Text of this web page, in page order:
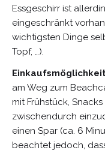
Essgeschirr ist
eingeschränkt
wichtigsten Dinge
Topf, …).
am Weg zum
mit Frühstück,
zwischendurch
einen Spar (ca. 6
beachtet jedoch,